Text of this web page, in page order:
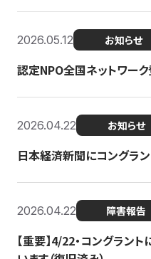
2026.05.12 お知らせ
認定NPO全国ネットワーク
2026.04.22 お知らせ
日本経済新聞にコングラ
2026.04.22 障害報告
【重要】4/22・コングラン